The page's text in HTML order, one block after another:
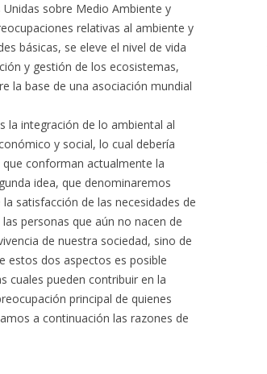
sobre Medio Ambiente y
relativas al ambiente y
básicas, se eleve el nivel de vida
y gestión de los ecosistemas,
la base de una asociación mundial
la integración de lo ambiental al
y social, lo cual debería
conforman actualmente la
idea, que denominaremos
satisfacción de las necesidades de
personas que aún no nacen de
de nuestra sociedad, sino de
estos dos aspectos es posible
cuales pueden contribuir en la
principal de quienes
a continuación las razones de